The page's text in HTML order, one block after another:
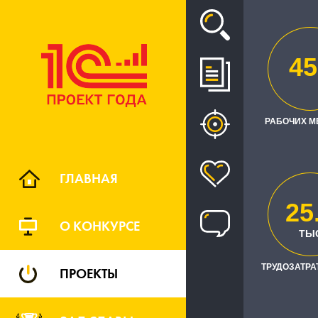
ГЛАВНАЯ
О КОНКУРСЕ
ПРОЕКТЫ
Проект
РАБОЧИХ